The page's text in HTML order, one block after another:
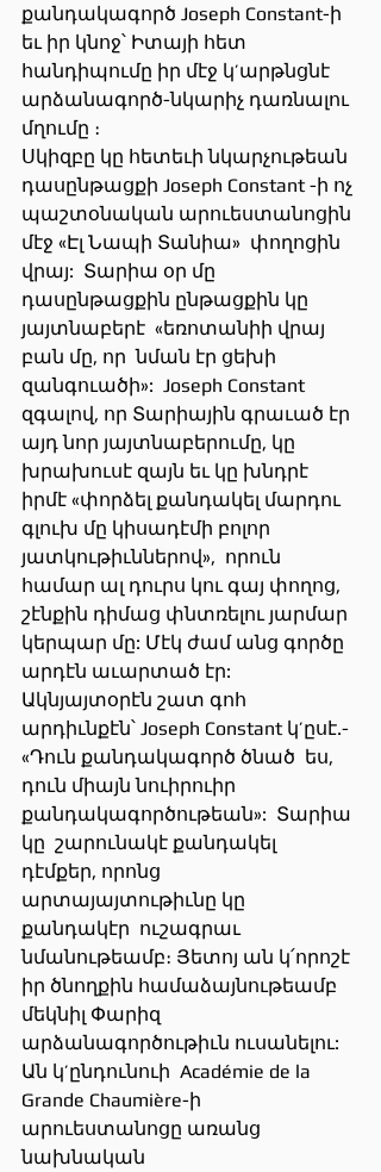
քանդակագործ Joseph Constant-ի
եւ իր կնոջ՝ Իտայի հետ
հանդիպումը իր մէջ կ’արթնցնէ
արձանագործ-նկարիչ դառնալու
մղումը ։
Սկիզբը կը հետեւի նկարչութեան
դասընթացքի Joseph Constant -ի ոչ
պաշտօնական արուեստանոցին
մէջ «Էլ Նապի Տանիա»  փողոցին
վրայ:  Տարիա օր մը
դասընթացքին ընթացքին կը
յայտնաբերէ  «եռոտանիի վրայ
բան մը, որ  նման էր ցեխի
զանգուածի»:  Joseph Constant
զգալով, որ Տարիային գրաւած էր
այդ նոր յայտնաբերումը, կը
խրախուսէ զայն եւ կը խնդրէ
իրմէ «փորձել քանդակել մարդու
գլուխ մը կիսադէմի բոլոր
յատկութիւններով»,  որուն
համար ալ դուրս կու գայ փողոց,
շէնքին դիմաց փնտռելու յարմար
կերպար մը: Մէկ ժամ անց գործը
արդէն աւարտած էր:
Ակնյայտօրէն շատ գոհ
արդիւնքէն՝ Joseph Constant կ’ըսէ.-
«Դուն քանդակագործ ծնած  ես,
դուն միայն նուիրուիր
քանդակագործութեան»:  Տարիա
կը  շարունակէ քանդակել
դէմքեր, որոնց
արտայայտութիւնը կը
քանդակէր  ուշագրաւ
նմանութեամբ։ Յետոյ ան կ՛որոշէ
իր ծնողքին համաձայնութեամբ
մեկնիլ Փարիզ
արձանագործութիւն ուսանելու:
Ան կ’ընդունուի  Académie de la
Grande Chaumière-ի
արուեստանոցը առանց
նախնական